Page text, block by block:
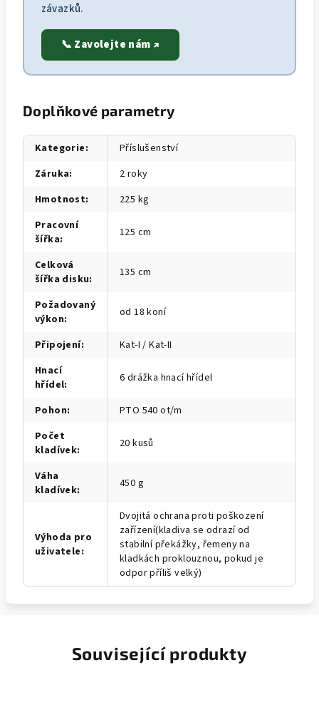
závazků.
📞 Zavolejte nám ↗
Doplňkové parametry
Kategorie:
Příslušenství
Záruka:
2 roky
Hmotnost:
225 kg
Pracovní
šířka: 125 cm
Celková
šířka disku: 135 cm
Požadovaný
výkon: od 18 koní
Připojení:
Kat-I / Kat-II
Hnací
hřídel: 6 drážka hnací hřídel
Pohon:
PTO 540 ot/m
Počet
kladívek: 20 kusů
Váha
kladívek: 450 g
Výhoda pro
uživatele:
Dvojitá ochrana proti poškození
zařízení(kladiva se odrazí od
stabilní překážky, řemeny na
kladkách proklouznou, pokud je
odpor příliš velký)
Související produkty